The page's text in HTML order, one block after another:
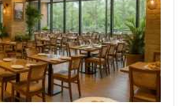
Restaurantes
em
São
Paulo:
Um